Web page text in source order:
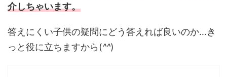
介しちゃいます。
答えにくい子供の疑問にどう答えれば良いのか…き
っと役に立ちますから(^^)